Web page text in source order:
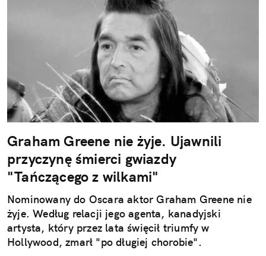
Graham Greene nie żyje. Ujawnili
przyczynę śmierci gwiazdy
"Tańczącego z wilkami"
Nominowany do Oscara aktor Graham Greene nie
żyje. Według relacji jego agenta, kanadyjski
artysta, który przez lata święcił triumfy w
Hollywood, zmarł "po długiej chorobie".